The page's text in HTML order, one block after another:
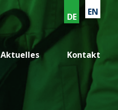
DE EN
Aktuelles Kontakt